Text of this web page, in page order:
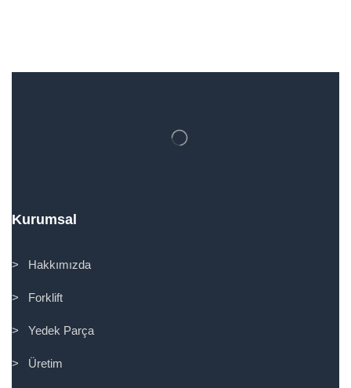
Kurumsal
> Hakkımızda
> Forklift
> Yedek Parça
> Üretim